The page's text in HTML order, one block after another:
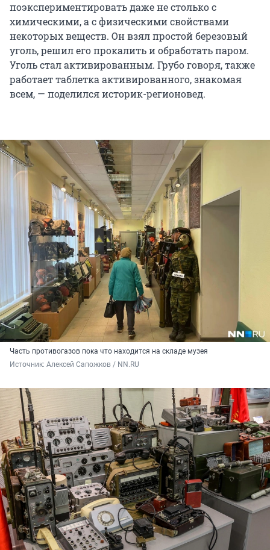
поэкспериментировать даже не столько с
химическими, а с физическими свойствами
некоторых веществ. Он взял простой березовый
уголь, решил его прокалить и обработать паром.
Уголь стал активированным. Грубо говоря, также
работает таблетка активированного, знакомая
всем, — поделился историк-регионовед.
Часть противогазов пока что находится на складе музея
Источник: Алексей Сапожков / NN.RU